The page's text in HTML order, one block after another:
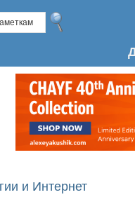
и Интернет